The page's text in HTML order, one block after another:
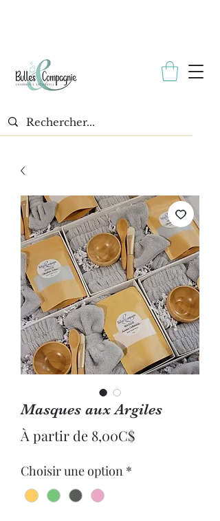
Masques aux Argiles
À partir de 8,00C$Prix
Choisir une option *